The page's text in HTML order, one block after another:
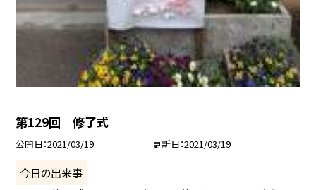
第129回 修了式
公開日 2021/03/19 更新日 2021/03/19
今日の出来事